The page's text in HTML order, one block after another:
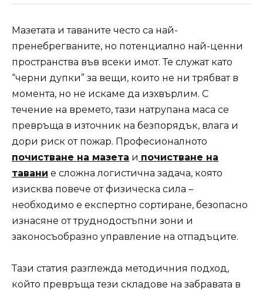
Мазетата и таваните често са най-
пренебрегваните, но потенциално най-ценни
пространства във всеки имот. Те служат като
“черни дупки” за вещи, които не ни трябват в
момента, но не искаме да изхвърлим. С
течение на времето, тази натрупана маса се
превръща в източник на безпорядък, влага и
дори риск от пожар. Професионалното
почистване на мазета и почистване на
тавани е сложна логистична задача, която
изисква повече от физическа сила –
необходимо е експертно сортиране, безопасно
изнасяне от труднодостъпни зони и
законосъобразно управление на отпадъците.
Тази статия разглежда методичния подход,
който превръща тези складове на забравата в